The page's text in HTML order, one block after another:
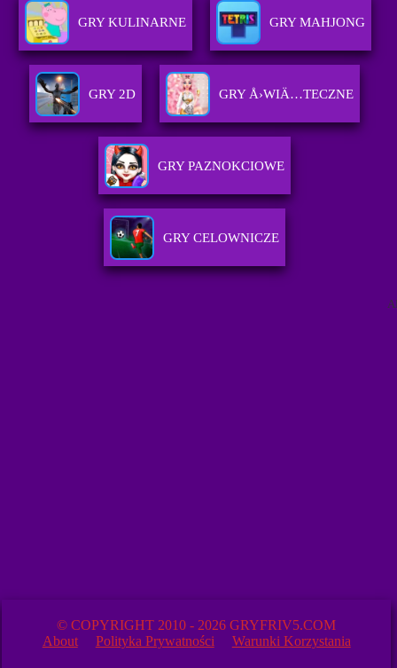
GRY KULINARNE GRY MAHJONG
GRY 2D GRY Å›WIÄ…TECZNE
GRY PAZNOKCIOWE
GRY CELOWNICZE
© COPYRIGHT 2010 - 2026 GRYFRIV5.COM
About
Polityka Prywatności Warunki Korzystania